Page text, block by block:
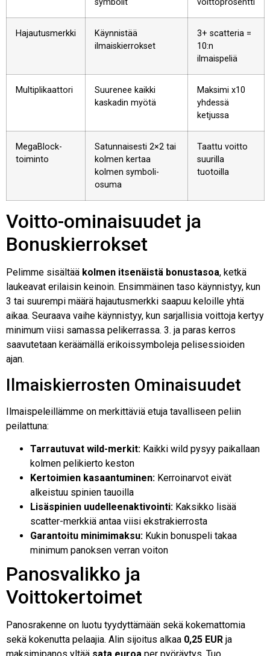
Hajautusmerkki
Käynnistää
ilmaiskierrokset
3+ scatteria =
10:n
ilmaispeliä
Multiplikaattori
Suurenee kaikki
kaskadin myötä
Maksimi x10
yhdessä
ketjussa
MegaBlock-
toiminto
Satunnaisesti 2×2 tai
kolmen kertaa
kolmen symboli-
osuma
Taattu voitto
suurilla
tuotoilla
Voitto-ominaisuudet ja
Bonuskierrokset
Pelimme sisältää kolmen itsenäistä bonustasoa, ketkä
laukeavat erilaisin keinoin. Ensimmäinen taso käynnistyy, kun
3 tai suurempi määrä hajautusmerkki saapuu keloille yhtä
aikaa. Seuraava vaihe käynnistyy, kun sarjallisia voittoja kertyy
minimum viisi samassa pelikerrassa. 3. ja paras kerros
saavutetaan keräämällä erikoissymboleja pelisessioiden
ajan.
Ilmaiskierrosten Ominaisuudet
Ilmaispeleillämme on merkittäviä etuja tavalliseen peliin
peilattuna:
Tarrautuvat wild-merkit: Kaikki wild pysyy paikallaan
kolmen pelikierto keston
Kertoimien kasaantuminen: Kerroinarvot eivät
alkeistuu spinien tauoilla
Lisäspinien uudelleenaktivointi: Kaksikko lisää
scatter-merkkiä antaa viisi ekstrakierrosta
Garantoitu minimimaksu: Kukin bonuspeli takaa
minimum panoksen verran voiton
Panosvalikko ja
Voittokertoimet
Panosrakenne on luotu tyydyttämään sekä kokemattomia
sekä kokenutta pelaajia. Alin sijoitus alkaa 0,25 EUR ja